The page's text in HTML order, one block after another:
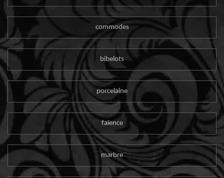
commodes
bibelots
porcelaine
faïence
marbre